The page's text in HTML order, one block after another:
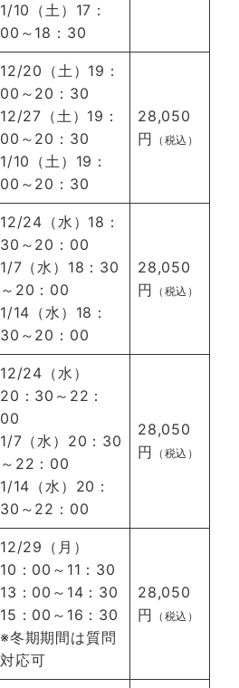
1/10（土）17：
00～18：30
12/20（土）19：
00～20：30
12/27（土）19：
00～20：30
1/10（土）19：
00～20：30
28,050
円
（税込）
12/24（水）18：
30～20：00
1/7（水）18：30
～20：00
1/14（水）18：
30～20：00
28,050
円
（税込）
12/24（水）
20：30～22：
00
1/7（水）20：30
～22：00
1/14（水）20：
30～22：00
28,050
円
（税込）
12/29（月）
10：00～11：30
13：00～14：30
15：00～16：30
※冬期期間は質問
対応可
28,050
円
（税込）